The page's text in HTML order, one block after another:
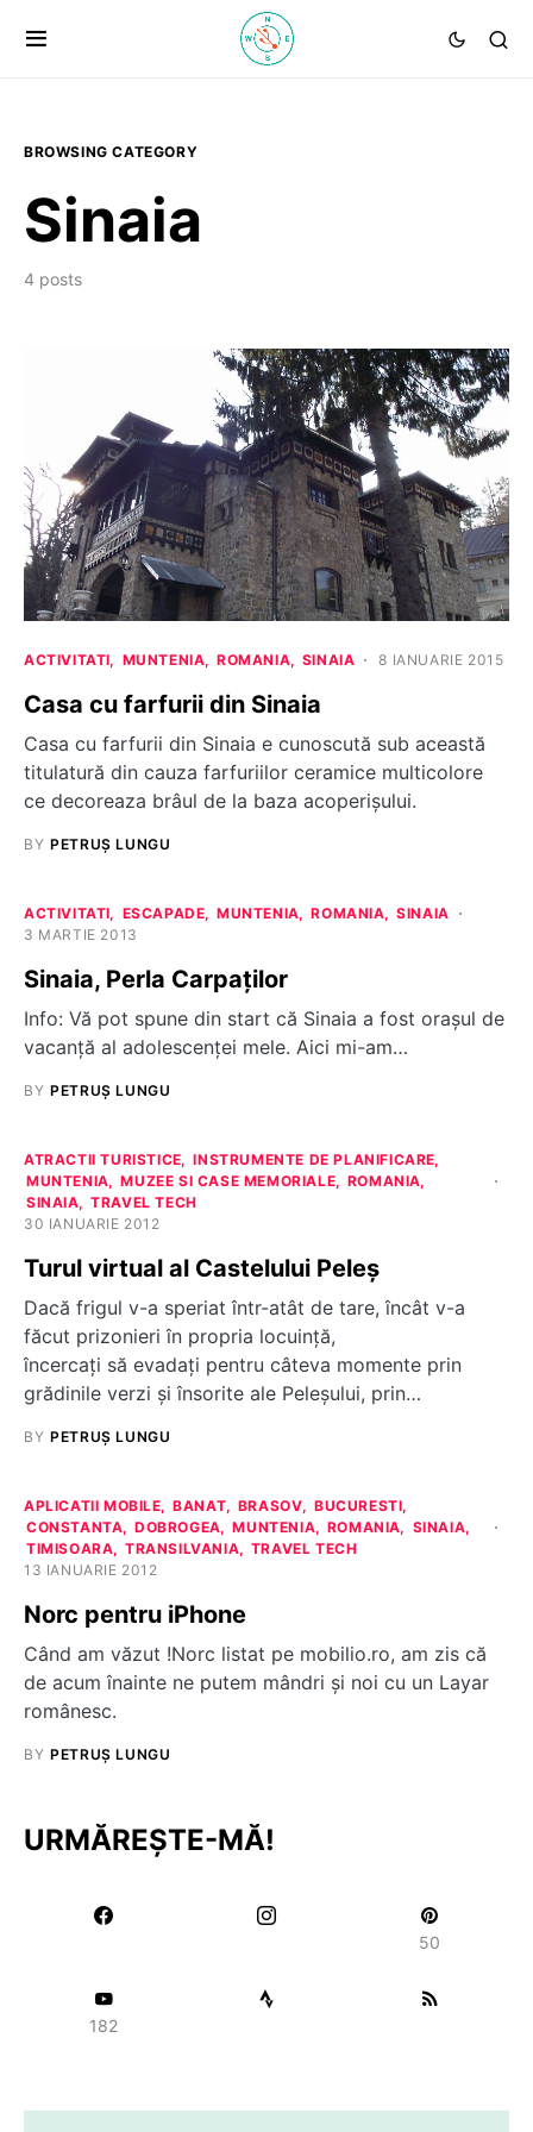
BROWSING CATEGORY
Sinaia
4 posts
ACTIVITATI MUNTENIA ROMANIA SINAIA 8 IANUARIE 2015
Casa cu farfurii din Sinaia
Casa cu farfurii din Sinaia e cunoscută sub această
titulatură din cauza farfuriilor ceramice multicolore
ce decoreaza brâul de la baza acoperișului.
BY PETRUȘ LUNGU
ACTIVITATI ESCAPADE MUNTENIA ROMANIA
SINAIA
3 MARTIE 2013
Sinaia, Perla Carpaților
Info: Vă pot spune din start că Sinaia a fost oraşul de
vacanţă al adolescenţei mele. Aici mi-am…
BY PETRUȘ LUNGU
ATRACTII TURISTICE
INSTRUMENTE DE PLANIFICARE
MUNTENIA
MUZEE SI CASE MEMORIALE
ROMANIA
SINAIA
TRAVEL TECH
30 IANUARIE 2012
Turul virtual al Castelului Peleș
Dacă frigul v-a speriat într-atât de tare, încât v-a
făcut prizonieri în propria locuinţă,
încercaţi să evadaţi pentru câteva momente prin
grădinile verzi şi însorite ale Peleşului, prin…
BY PETRUȘ LUNGU
APLICATII MOBILE BANAT BRASOV
BUCURESTI
CONSTANTA
DOBROGEA MUNTENIA ROMANIA
SINAIA
TIMISOARA
TRANSILVANIA
TRAVEL TECH
13 IANUARIE 2012
Norc pentru iPhone
Când am văzut !Norc listat pe mobilio.ro, am zis că
de acum înainte ne putem mândri şi noi cu un Layar
românesc.
BY PETRUȘ LUNGU
URMĂREȘTE-MĂ!
50
182